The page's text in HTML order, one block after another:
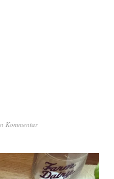
Kommentar